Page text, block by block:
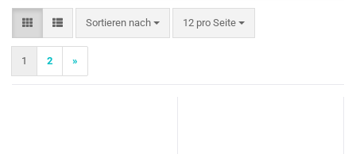
Sortieren nach
Sortieren nach 12 pro Seite
pro Seite
1 2 »